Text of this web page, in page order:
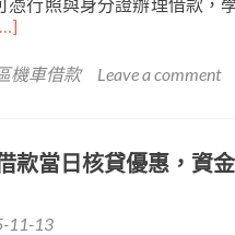
寒
冬
，
機車借款 Leave a comment
款當日核貸優惠，資
11-13